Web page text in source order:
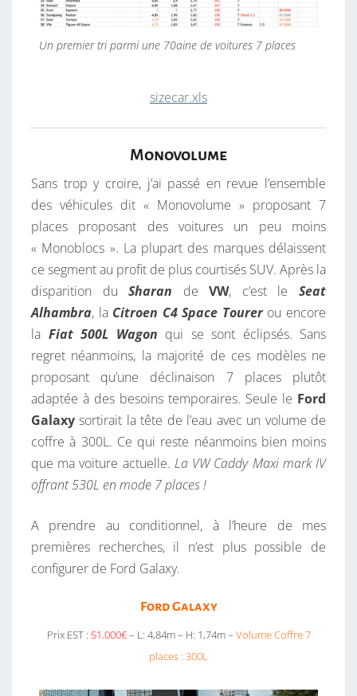
Un premier tri parmi une 70aine de voitures 7 places
sizecar.xls
Monovolume
Sans trop y croire, j’ai passé en revue l’ensemble
des véhicules dit « Monovolume » proposant 7
places proposant des voitures un peu moins
« Monoblocs ». La plupart des marques délaissent
ce segment au profit de plus courtisés SUV. Après la
disparition duSharan deVW, c’est leSeat
Alhambra, la Citroen C4 Space Tourerou encore
la Fiat 500L Wagon qui se sont éclipsés. Sans
regret néanmoins, la majorité de ces modèles ne
proposant qu’une déclinaison 7 places plutôt
adaptée à des besoins temporaires. Seule le Ford
Galaxy sortirait la tête de l’eau avec un volume de
coffre à 300L. Ce qui reste néanmoins bien moins
que ma voiture actuelle. La VW Caddy Maxi mark IV
offrant 530L en mode 7 places !
A prendre au conditionnel, à l’heure de mes
premières recherches, il n’est plus possible de
configurer de Ford Galaxy.
Ford Galaxy
Prix EST : 51.000€– L: 4,84m – H: 1,74m – Volume Coffre 7
places : 300L